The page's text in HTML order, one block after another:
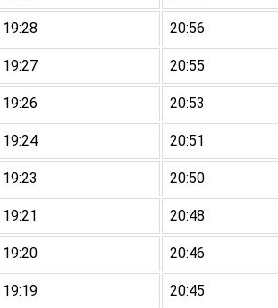
19:28 20:56
19:27 20:55
19:26 20:53
19:24 20:51
19:23 20:50
19:21 20:48
19:20 20:46
19:19 20:45